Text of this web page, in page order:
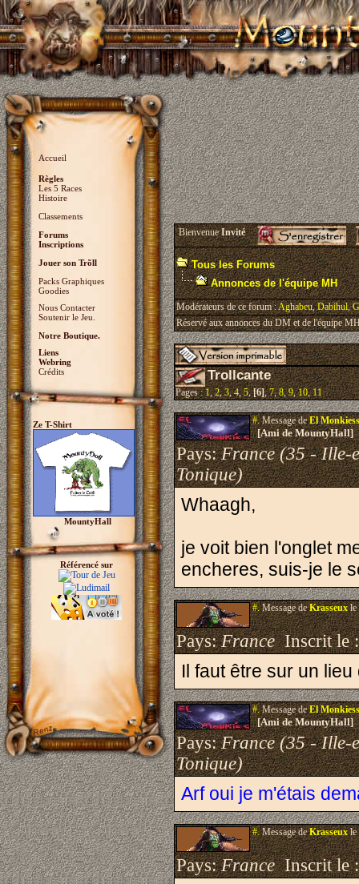
Accueil
Règles
Les 5 Races
Histoire
Classements
Forums
Inscriptions
Jouer son Trõll
Packs Graphiques
Goodies
Nous Contacter
Soutenir le Jeu.
Notre Boutique.
Liens
Webring
Crédits
Ze T-Shirt
MountyHall
Référencé sur
BienvenueInvité
Tous les Forums
Annonces de l'équipe MH
Modérateurs de ce forum :Aghabeu,Dabihul,
Réservé aux annonces du DM et de l'équipe
Trollcante
Pages :1,2,3,4,5,[6],7,8,9,10,11
#.Message deEl Monkiess
[Ami de MountyHall]
Pays:France (35 - Ille-
Tonique)
Whaagh,
je voit bien l'onglet
encheres, suis-je le
#.Message deKrasseuxle
Pays:FranceInscrit le
Il faut être sur un
#.Message deEl Monkiess
[Ami de MountyHall]
Pays:France (35 - Ille-
Tonique)
Arf oui je m'étais
#.Message deKrasseuxle
Pays:FranceInscrit le